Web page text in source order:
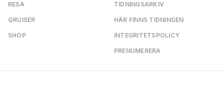
RESA
QRUISER
SHOP
TIDNINGSARKIV
HÄR FINNS TIDNINGEN
INTEGRITETSPOLICY
PRENUMERERA